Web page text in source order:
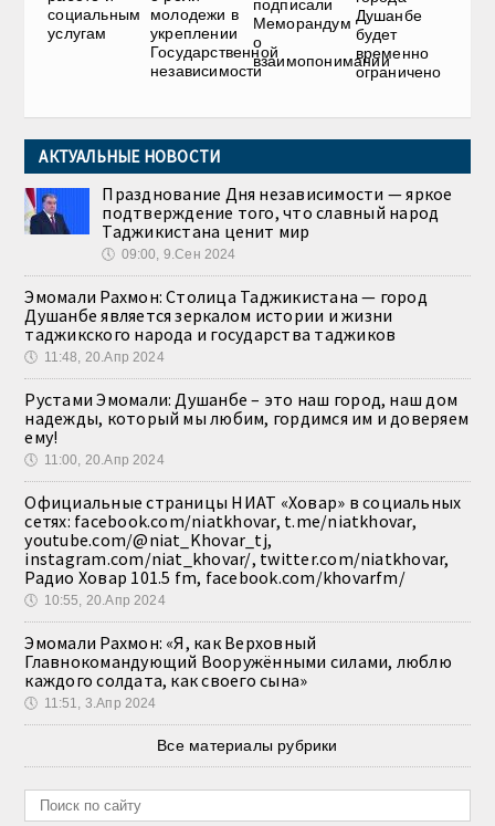
социальным
услугам
молодежи в
укреплении
Государственной
независимости
подписали
Меморандум
о
взаимопонимании
Душанбе
будет
временно
ограничено
АКТУАЛЬНЫЕ НОВОСТИ
Празднование Дня независимости — яркое
подтверждение того, что славный народ
Таджикистана ценит мир
🕔 09:00, 9.Сен 2024
Эмомали Рахмон: Столица Таджикистана — город
Душанбе является зеркалом истории и жизни
таджикского народа и государства таджиков
🕔 11:48, 20.Апр 2024
Рустами Эмомали: Душанбе – это наш город, наш дом
надежды, который мы любим, гордимся им и доверяем
ему!
🕔 11:00, 20.Апр 2024
Официальные страницы НИАТ «Ховар» в социальных
сетях: facebook.com/niatkhovar, t.me/niatkhovar,
youtube.com/@niat_Khovar_tj,
instagram.com/niat_khovar/, twitter.com/niatkhovar,
Радио Ховар 101.5 fm, facebook.com/khovarfm/
🕔 10:55, 20.Апр 2024
Эмомали Рахмон: «Я, как Верховный
Главнокомандующий Вооружёнными силами, люблю
каждого солдата, как своего сына»
🕔 11:51, 3.Апр 2024
Все материалы рубрики